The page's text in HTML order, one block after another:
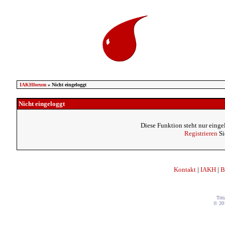
IAKHforum» Nicht eingeloggt
Nicht eingeloggt
Diese Funktion steht nur
Registrieren
Kontakt | IAKH |
©